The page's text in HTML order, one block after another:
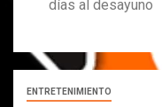
días al desayuno
ENTRETENIMIENTO